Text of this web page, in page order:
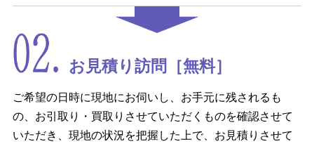
お見積り訪問［無料］
ご希望の日時に現地にお伺いし、お手元に残されるも
の、お引取り・買取りさせていただくものを確認させて
いただき、現地の状況を把握した上で、お見積りさせて